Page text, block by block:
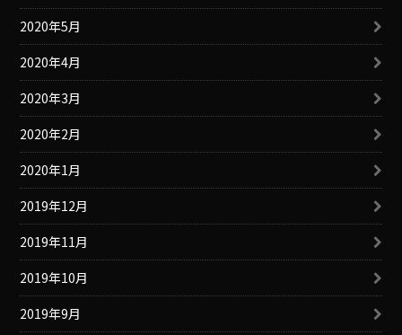
2020年5月
2020年4月
2020年3月
2020年2月
2020年1月
2019年12月
2019年11月
2019年10月
2019年9月